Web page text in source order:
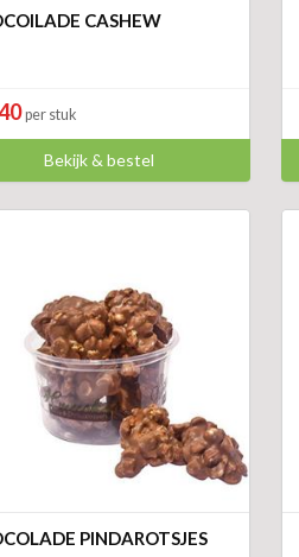
CASHEW
per stuk
Bekijk & bestel
PINDAROTSJES